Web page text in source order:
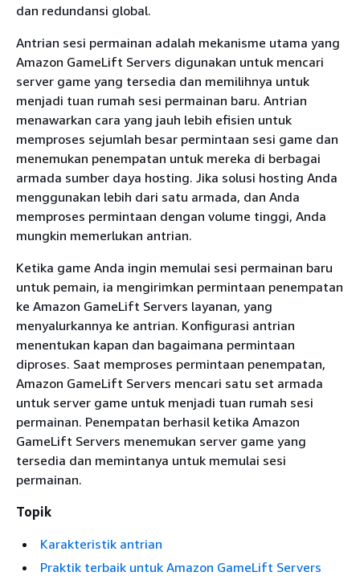
dan redundansi global.
Antrian sesi permainan adalah mekanisme utama yang
Amazon GameLift Servers digunakan untuk mencari
server game yang tersedia dan memilihnya untuk
menjadi tuan rumah sesi permainan baru. Antrian
menawarkan cara yang jauh lebih efisien untuk
memproses sejumlah besar permintaan sesi game dan
menemukan penempatan untuk mereka di berbagai
armada sumber daya hosting. Jika solusi hosting Anda
menggunakan lebih dari satu armada, dan Anda
memproses permintaan dengan volume tinggi, Anda
mungkin memerlukan antrian.
Ketika game Anda ingin memulai sesi permainan baru
untuk pemain, ia mengirimkan permintaan penempatan
ke Amazon GameLift Servers layanan, yang
menyalurkannya ke antrian. Konfigurasi antrian
menentukan kapan dan bagaimana permintaan
diproses. Saat memproses permintaan penempatan,
Amazon GameLift Servers mencari satu set armada
untuk server game untuk menjadi tuan rumah sesi
permainan. Penempatan berhasil ketika Amazon
GameLift Servers menemukan server game yang
tersedia dan memintanya untuk memulai sesi
permainan.
Topik
Karakteristik antrian
Praktik terbaik untuk Amazon GameLift Servers